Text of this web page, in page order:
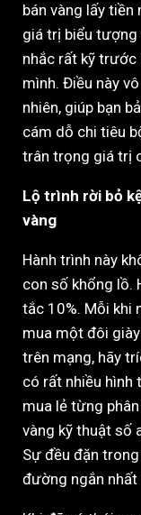
bán vàng lấy tiền
giá trị biểu tượng
nhắc rất kỹ trước
mình. Điều này
nhiên, giúp bạn
cám dỗ chi tiêu
trân trọng giá trị
Lộ trình rời bỏ
vàng
Hành trình này
con số khổng lồ.
tắc 10%. Mỗi khi
mua một đôi
trên mạng, hãy
có rất nhiều hình
mua lẻ từng
vàng kỹ thuật số
Sự đều đặn
đường ngắn